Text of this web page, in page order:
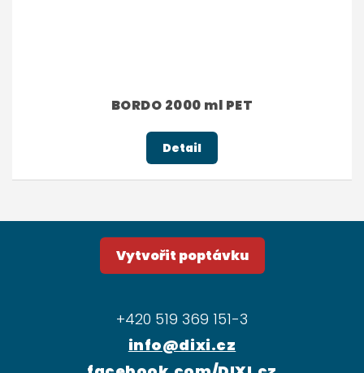
BORDO 2000 ml PET
Detail
Vytvořit poptávku
+420 519 369 151-3
info@dixi.cz